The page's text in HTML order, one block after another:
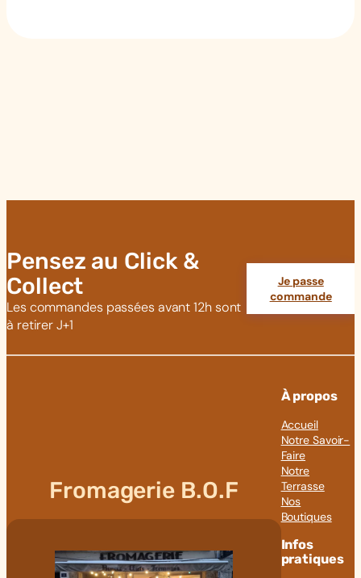
Pensez au Click &
Collect
Les commandes passées avant 12h sont
à retirer J+1
Je passe
commande
Fromagerie B.O.F
À propos
Accueil
Notre Savoir-
Faire
Notre
Terrasse
Nos
Boutiques
Infos
pratiques